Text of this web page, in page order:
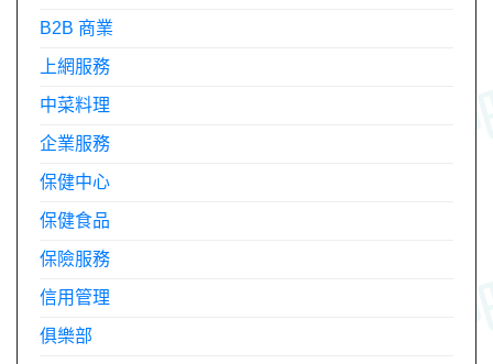
B2B 商業
上網服務
中菜料理
企業服務
保健中心
保健食品
保險服務
信用管理
俱樂部